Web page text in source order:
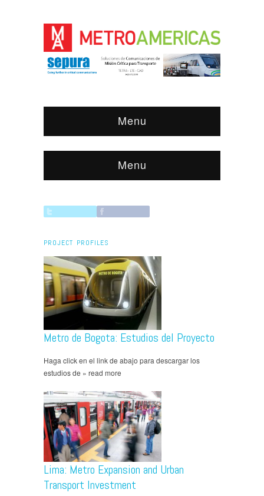
Menu
Menu
PROJECT PROFILES
Metro de Bogota: Estudios del Proyecto
Haga click en el link de abajo para descargar los
estudios de » read more
Lima: Metro Expansion and Urban
Transport Investment